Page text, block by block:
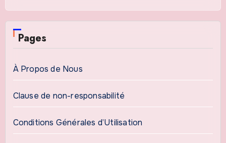
Pages
À Propos de Nous
Clause de non-responsabilité
Conditions Générales d’Utilisation